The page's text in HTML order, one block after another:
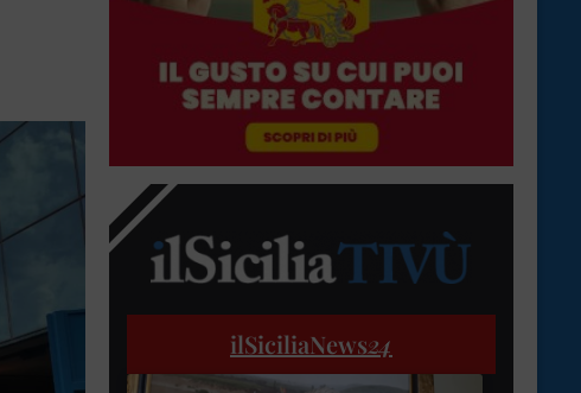
ilSiciliaNews24